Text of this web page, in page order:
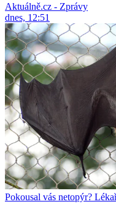
Aktuálně.cz - Zprávy
dnes, 12:51
Pokousal vás netopýr?